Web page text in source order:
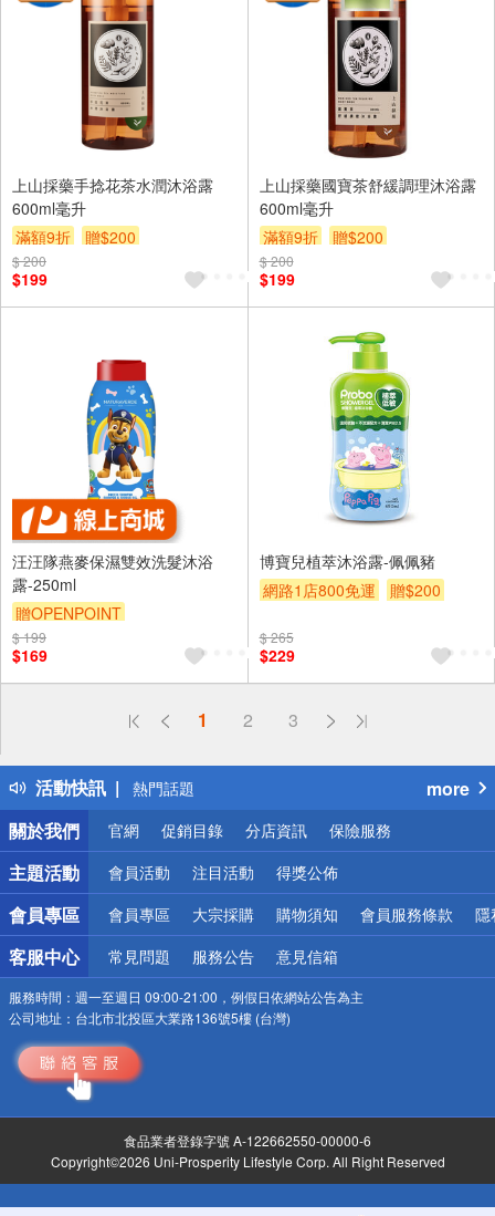
上山採藥手捻花茶水潤沐浴露
600ml毫升
滿額9折
贈$200
$ 200
$199
上山採藥國寶茶舒緩調理沐浴露
600ml毫升
滿額9折
贈$200
$ 200
$199
汪汪隊燕麥保濕雙效洗髮沐浴
露-250ml
贈OPENPOINT
$ 199
$169
博寶兒植萃沐浴露-佩佩豬
網路1店800免運
贈$200
$ 265
$229
1 2 3
活動快訊
偏遠地區配送
得獎公告
熱門話題
銀行優惠
偏遠地區配送
詐騙網頁！請小心！
more
關於我們
官網 促銷目錄 分店資訊 保險服務
主題活動 會員活動 注目活動 得獎公佈
會員專區 會員專區 大宗採購 購物須知 會員服務條款 隱
客服中心 常見問題 服務公告 意見信箱
服務時間： 週一至週日 09:00-21:00，例假日依網站公告為主
公司地址： 台北市北投區大業路136號5樓 (台灣)
食品業者登錄字號 A-122662550-00000-6
Copyright©2026 Uni-Prosperity Lifestyle Corp. All Right Reserved